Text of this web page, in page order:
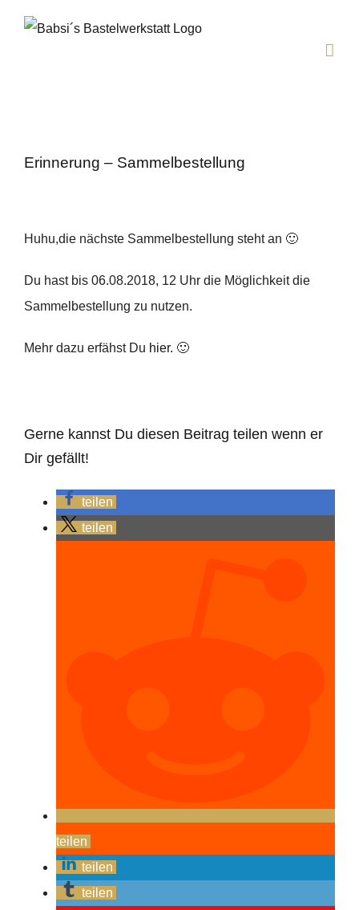
Erinnerung – Sammelbestellung
Huhu,die nächste Sammelbestellung steht an 🙂
Du hast bis 06.08.2018, 12 Uhr die Möglichkeit die
Sammelbestellung zu nutzen.
Mehr dazu erfähst Du hier. 🙂
Gerne kannst Du diesen Beitrag teilen wenn er
Dir gefällt!
teilen
teilen
teilen
teilen
teilen